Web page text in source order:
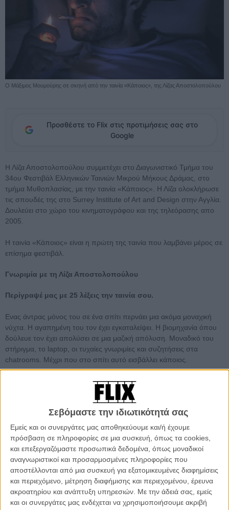
Σεβόμαστε την ιδιωτικότητά σας
Εμείς και οι συνεργάτες μας αποθηκεύουμε και/ή έχουμε
πρόσβαση σε πληροφορίες σε μια συσκευή, όπως τα cookies,
και επεξεργαζόμαστε προσωπικά δεδομένα, όπως μοναδικοί
αναγνωριστικοί και προσαρμοσμένες πληροφορίες που
αποστέλλονται από μια συσκευή για εξατομικευμένες διαφημίσεις
και περιεχόμενο, μέτρηση διαφήμισης και περιεχομένου, έρευνα
ακροατηρίου και ανάπτυξη υπηρεσιών. Με την άδειά σας, εμείς
και οι συνεργάτες μας ενδέχεται να χρησιμοποιήσουμε ακριβή
Ο Μάξιμος Μουμούρης σε σκηνή από την ταινία «Κάποιος», της Λίζας Αποστολοπούλου
Προσθέστε το Flix στις προτιμήσεις σας στο
Google
Η Λίζα Αποστολοπούλου συμμετέχει στο Διαγωνιστικό Τμήμα του
34ου Φεστιβάλ Ελληνικών Ταινιών Μικρού Μήκους Δράμας, στο
τμήμα Μυθοπλασίας, με την ταινία «Κάποιος». Η Λίζα ολοκλήρωσε
τις σπουδές της στο Surrey Institute of Art and Design στην Αγγλία.
Δουλεύει στο χώρο του κινηματογράφου και της τηλεόρασης απο
2005.
Η ταινία «Κάποιος» είναι η πρώτη της ταινία που λαμβάνει μέρος σε
επίσημα φεστιβάλ.
Γνωριμία με τη Λίζα Αποστολοπούλου
Περίγραψέ μας με 25 λέξεις την ταινία σου.
Ενας άντρας μόνος του σε ένα σπίτι περνάει μια ακόμα μοναχική
νύχτα. Η αγαπημένη του τον έχει εγκαταλείψει. Η βιομηχανία όπου
δούλευε τον έχει απολύσει σε μια μαζική απόλυση. Μοναδικό του
στήριγμα, το laptop, οι τυχαίες γνωριμίες και συζητήσεις στα
chatrooms. Μέχρι που στο σπίτι αυτό εισβάλλει κάποιος.
Πόσο σημαντικό είναι το φεστιβάλ της Δράμας για το ξεκίνημα
Το πρώτο φεστιβάλ όπου συμμετέχει ένας νέος σκηνοθέτης είναι
σίγουρα σημαντικό, γιατί είναι η πρώτη φορά που εκτίθεται στο
ευρύ κοινό. Το φεστιβάλ Δράμας έχει καθιερωθεί σαν το πρώτο
φεστιβάλ όπου συμμετέχει ο Ελληνας σκηνοθέτης και είναι ένας
πολύ σημαντικός θεσμός.
Πώς θα βαθμολογούσες την κρατική υποστήριξη στους νέους
κινηματογραφιστές
;